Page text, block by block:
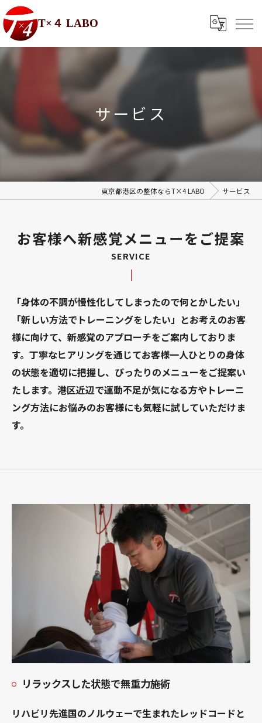
T×４ LABO
サービス
東京都港区の整体ならT×4 LABO サービス
お客様へ新感覚メニューをご提案
SERVICE
「身体の不調が慢性化してしまったので何とかしたい」
「新しい方法でトレーニングをしたい」とお考えのお客
様に向けて、新感覚のアプローチをご案内しておりま
す。丁寧なヒアリングを通じてお客様一人ひとりの身体
の状態を適切に把握し、ぴったりのメニューをご提案い
たします。港区近辺で運動不足が気になる方やトレーニ
ング方法にお悩みのお客様にも気軽に試していただけま
す。
リラックスした状態で無重力施術
リハビリ先進国のノルウェーで生まれたレッドコードと